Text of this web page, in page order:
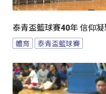
泰青盃籃球賽40年 信仰
體育 泰青盃籃球賽